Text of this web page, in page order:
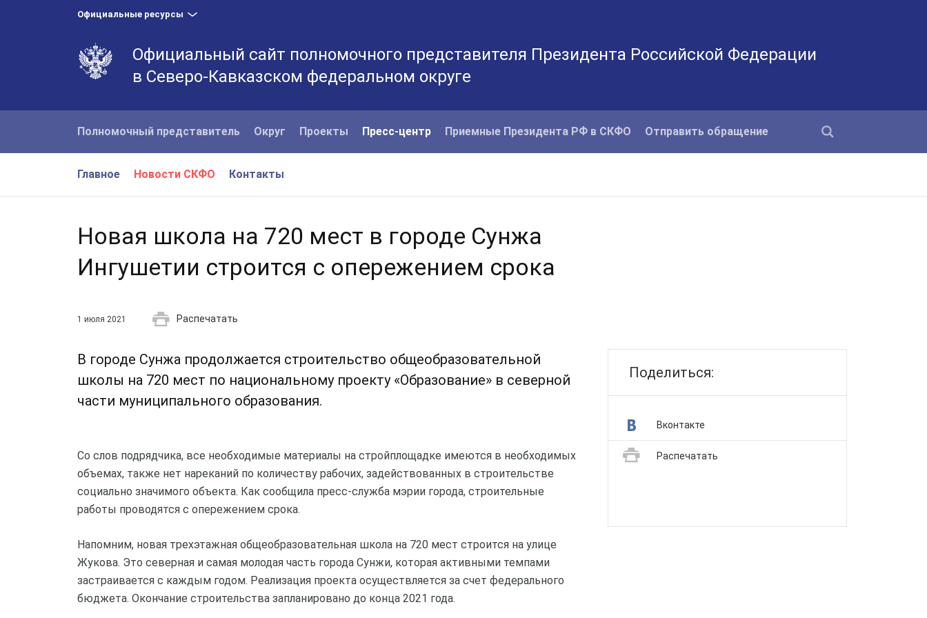
Официальные ресурсы
Официальный сайт полномочного представителя Президента Российской Федерации
в Северо-Кавказском федеральном округе
Полномочный представитель Округ Проекты Пресс-центр Приемные Президента РФ в СКФО Отправить обращение
Главное Новости СКФО Контакты
Новая школа на 720 мест в городе Сунжа
Ингушетии строится с опережением срока
1 июля 2021 Распечатать
В городе Сунжа продолжается строительство общеобразовательной
школы на 720 мест по национальному проекту «Образование» в северной
части муниципального образования.
Со слов подрядчика, все необходимые материалы на стройплощадке имеются в необходимых
объемах, также нет нареканий по количеству рабочих, задействованных в строительстве
социально значимого объекта. Как сообщила пресс-служба мэрии города, строительные
работы проводятся с опережением срока.
Напомним, новая трехэтажная общеобразовательная школа на 720 мест строится на улице
Жукова. Это северная и самая молодая часть города Сунжи, которая активными темпами
застраивается с каждым годом. Реализация проекта осуществляется за счет федерального
бюджета. Окончание строительства запланировано до конца 2021 года.
Поделиться:
Вконтакте
Распечатать